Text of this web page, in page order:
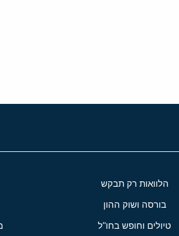
הלוואות רק תבקש
בורסה ושוק ההון
טיולים וחופש בחו"ל